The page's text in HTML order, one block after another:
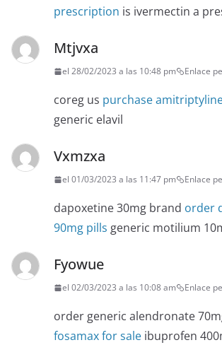
prescription is ivermectin a
Mtjvxa
el 28/02/2023 a las 10:48 pm Enlace
coreg us purchase
generic elavil
Vxmzxa
el 01/03/2023 a las 11:47 pm Enlace
dapoxetine 30mg brand order
90mg pills generic motilium
Fyowue
el 02/03/2023 a las 10:08 am Enlace
order generic alendronate
fosamax for sale ibuprofen